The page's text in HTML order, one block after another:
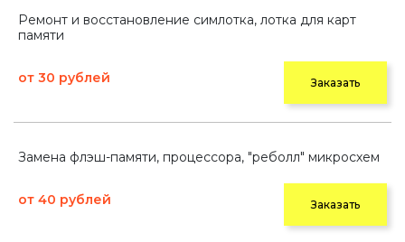
Ремонт и восстановление симлотка, лотка для карт
памяти
от 30 рублей Заказать
Замена флэш-памяти, процессора, "реболл" микросхем
от 40 рублей Заказать